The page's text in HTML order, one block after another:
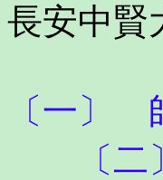
長安中賢
〔一〕
〔二〕